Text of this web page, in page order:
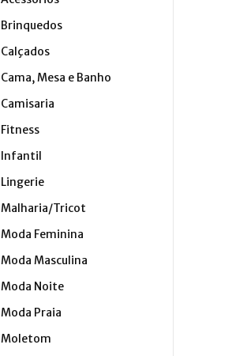
Brinquedos
Calçados
Cama, Mesa e Banho
Camisaria
Fitness
Infantil
Lingerie
Malharia/Tricot
Moda Feminina
Moda Masculina
Moda Noite
Moda Praia
Moletom